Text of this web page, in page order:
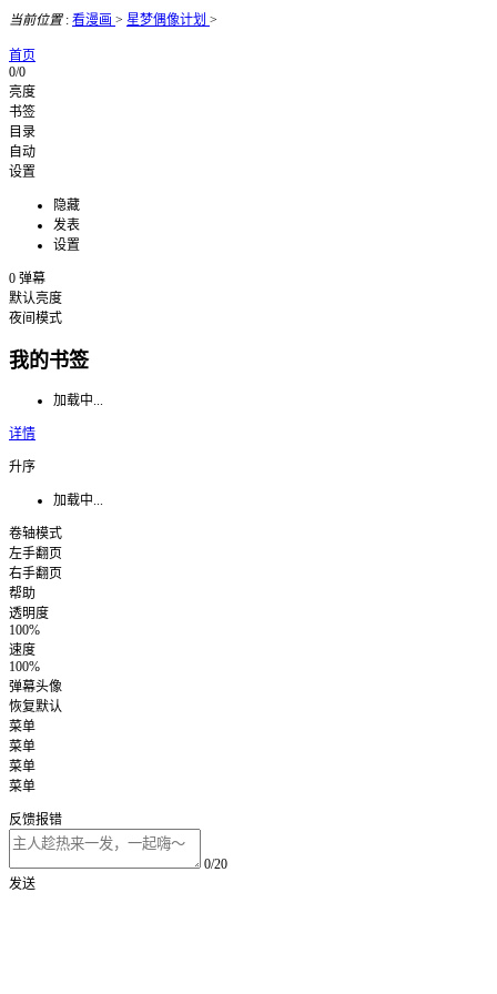
当前位置: 看漫画 > 星梦偶像计划 >
首页
0/0
亮度
书签
目录
自动
设置
隐藏
发表
设置
0 弹幕
默认亮度
夜间模式
我的书签
加载中...
详情
升序
加载中...
卷轴模式
左手翻页
右手翻页
帮助
透明度
100%
速度
100%
弹幕头像
恢复默认
菜单
菜单
菜单
菜单
反馈报错
0/20
发送